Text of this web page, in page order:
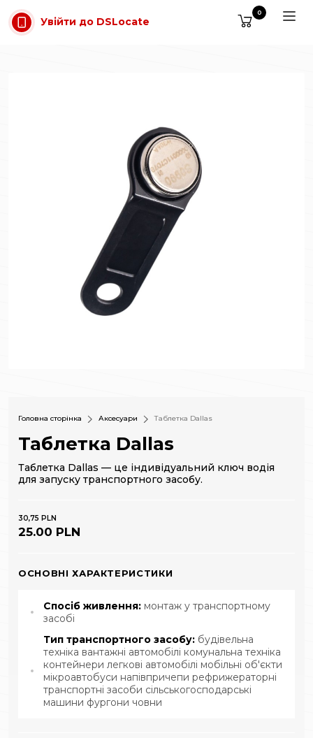
Перейти до основного вмісту
Увійти до DSLocate
0
Головна сторінка Аксесуари Таблетка Dallas
Таблетка Dallas
Таблетка Dallas — це індивідуальний ключ водія
для запуску транспортного засобу.
30,75 PLN
25.00 PLN
ОСНОВНІ ХАРАКТЕРИСТИКИ
Спосіб живлення: монтаж у транспортному
засобі
Тип транспортного засобу: будівельна
техніка вантажні автомобілі комунальна техніка
контейнери легкові автомобілі мобільні об'єкти
мікроавтобуси напівпричепи рефрижераторні
транспортні засоби сільськогосподарські
машини фургони човни